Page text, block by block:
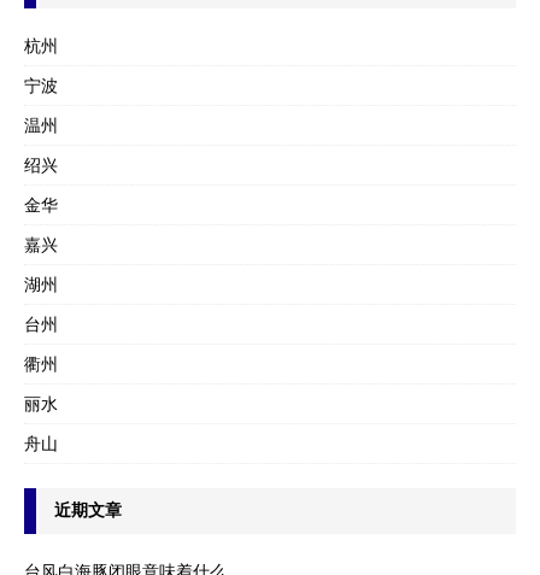
杭州
宁波
温州
绍兴
金华
嘉兴
湖州
台州
衢州
丽水
舟山
近期文章
台风白海豚闭眼意味着什么